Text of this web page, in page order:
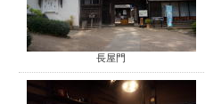
長屋門